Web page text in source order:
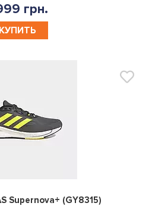
грн.
КУПИТЬ
0
Supernova+ (GY8315)